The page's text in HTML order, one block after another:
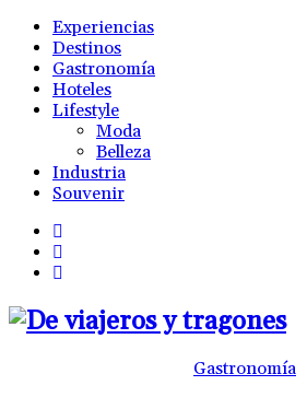
Experiencias
Destinos
Gastronomía
Hoteles
Lifestyle
Moda
Belleza
Industria
Souvenir
Gastronomía